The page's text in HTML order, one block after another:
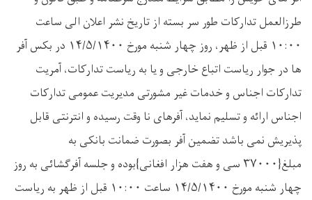
طرزالعمل تدارکات طور سر بسته از تاریخ نشر اعلان الی ساعت
۱۰:۰۰ قبل از ظهر، روز چهار شنبه مورخ ۱۴/۵/۱۴۰۰ در بکس آفر
ها در جوار ریاست اتباع خارجی و یا به ریاست تدارکات، آمریت
تدارکات اجناس و خدمات غیر مشورتی مدیریت عمومی تدارکات
اجناس ارائه و تسلیم نماید، آفرهای نا وقت رسیده و انترنتی قابل
پذیریش نمی باشد تضمین آفر بصورت ضمانت بانکی به
مبلغ{۳۷۰۰۰ سی و هفت هزار افغانی}بوده و جلسه آفرگشائی به روز
چهار شنبه مورخ ۱۴/۵/۱۴۰۰ ساعت ۱۰:۰۰ قبل از ظهر به ریاست